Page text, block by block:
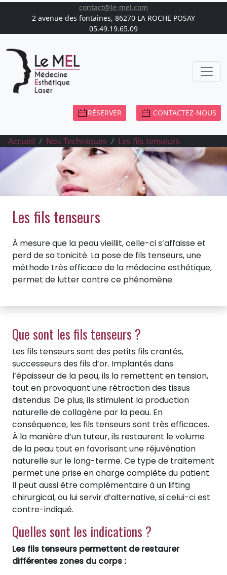
05.49.19.65.09
2 avenue des fontaines, 86270 LA ROCHE POSAY
contact@le-mel.com
RÉSERVER CONTACTEZ-NOUS
Accueil Nos Techniques Les fils tenseurs
Les fils tenseurs
À mesure que la peau vieillit, celle-ci s’affaisse et
perd de sa tonicité. La pose de fils tenseurs, une
méthode très efficace de la médecine esthétique,
permet de lutter contre ce phénomène.
Que sont les fils tenseurs ?
Les fils tenseurs sont des petits fils crantés,
successeurs des fils d’or. Implantés dans
l’épaisseur de la peau, ils la remettent en tension,
tout en provoquant une rétraction des tissus
distendus. De plus, ils stimulent la production
naturelle de collagène par la peau. En
conséquence, les fils tenseurs sont très efficaces.
À la manière d’un tuteur, ils restaurent le volume
de la peau tout en favorisant une réjuvénation
naturelle sur le long-terme. Ce type de traitement
permet une prise en charge complète du patient.
Il peut aussi être complémentaire à un lifting
chirurgical, ou lui servir d’alternative, si celui-ci est
contre-indiqué.
Quelles sont les indications ?
Les fils tenseurs permettent de restaurer
différentes zones du corps :